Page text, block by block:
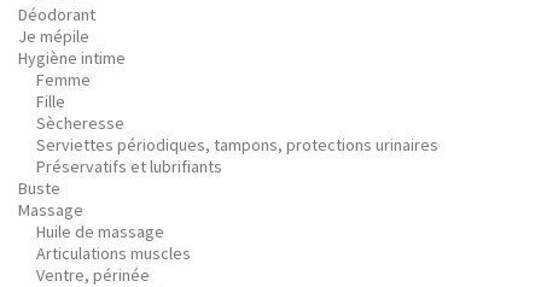
Déodorant
Je mépile
Hygiène intime
Femme
Fille
Sècheresse
Serviettes périodiques, tampons, protections urinaires
Préservatifs et lubrifiants
Buste
Massage
Huile de massage
Articulations muscles
Ventre, périnée